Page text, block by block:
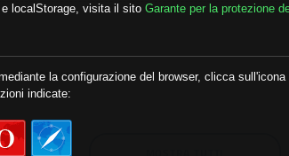
##autonomia
localStorage, visita il sito Garante per la protezione
la configurazione del browser, clicca sull'icona
indicate: